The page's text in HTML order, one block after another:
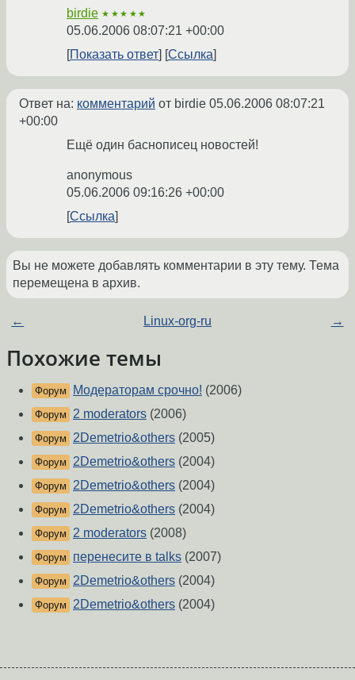
birdie ★★★★★
05.06.2006 08:07:21 +00:00
Показать ответ
Ссылка
Ответ на: комментарий от birdie 05.06.2006 08:07:21
+00:00
Ещё один баснописец новостей!
anonymous
05.06.2006 09:16:26 +00:00
Ссылка
Вы не можете добавлять комментарии в эту тему. Тема
перемещена в архив.
← Linux-org-ru →
Похожие темы
Форум Модераторам срочно! (2006)
Форум 2 moderators (2006)
Форум 2Demetrio&others (2005)
Форум 2Demetrio&others (2004)
Форум 2Demetrio&others (2004)
Форум 2Demetrio&others (2004)
Форум 2 moderators (2008)
Форум перенесите в talks (2007)
Форум 2Demetrio&others (2004)
Форум 2Demetrio&others (2004)